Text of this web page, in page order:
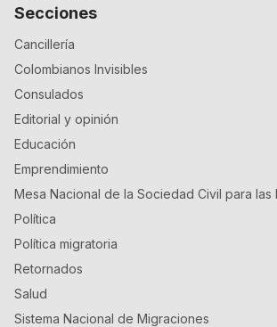
Secciones
Cancillería
Colombianos Invisibles
Consulados
Editorial y opinión
Educación
Emprendimiento
Mesa Nacional de la Sociedad Civil para las
Política
Política migratoria
Retornados
Salud
Sistema Nacional de Migraciones